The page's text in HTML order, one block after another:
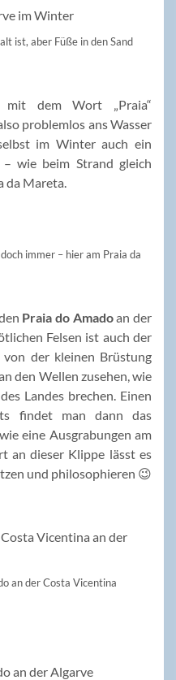
ist, aber Füße in den Sand
dem Wort „Praia“
problemlos ans Wasser
im Winter auch ein
– wie beim Strand gleich
da Mareta.
immer – hier am Praia da
Praia do Amadoan der
Felsen ist auch der
der kleinen Brüstung
den Wellen zusehen, wie
Landes brechen. Einen
findet man dann das
eine Ausgrabungen am
an dieser Klippe lässt es
und philosophieren 😉
an der Costa Vicentina